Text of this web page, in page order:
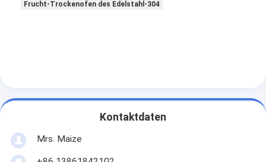
Frucht-Trockenofen des Edelstahl-304
Kontaktdaten
Mrs. Maize